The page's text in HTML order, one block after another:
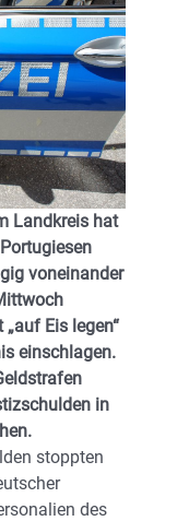
Landkreis hat
voneinander
Eis legen“
einschlagen.
in
stoppten
des